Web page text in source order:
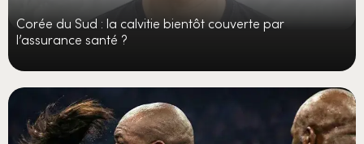
Corée du Sud : la calvitie bientôt couverte par
l’assurance santé ?